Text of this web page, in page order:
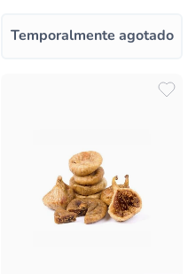
Temporalmente agotado